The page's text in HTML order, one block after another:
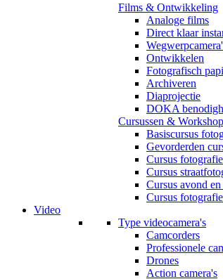
Films & Ontwikkeling
Analoge films
Direct klaar
Ontwikkelen
Fotografisch
Archiveren
Diaprojectie
DOKA
Cursussen &
Basiscursus
Gevorderden
Cursus
Cursus
Cursus avond
Cursus
Video
Type videocamera's
Camcorders
Professionele
Drones
Action camera's